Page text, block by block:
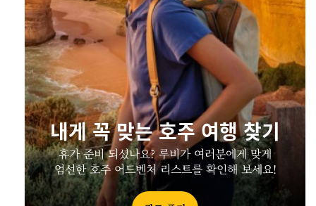
내게 꼭 맞는 호주 여행 찾기
휴가 준비 되셨나요? 루비가 여러분에게 맞게
엄선한 호주 어드벤처 리스트를 확인해 보세요!